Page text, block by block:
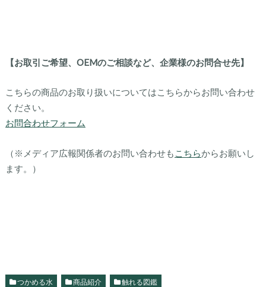
【お取引ご希望、OEMのご相談など、企業様のお問合せ先】
こちらの商品のお取り扱いについてはこちらからお問い合わせ
ください。
お問合わせフォーム
（※メディア広報関係者のお問い合わせも こちらからお願いし
ます。）
つかめる水 商品紹介
触れる図鑑